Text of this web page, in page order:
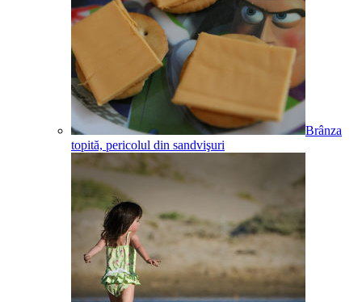
Brânza
topită, pericolul din sandvişuri